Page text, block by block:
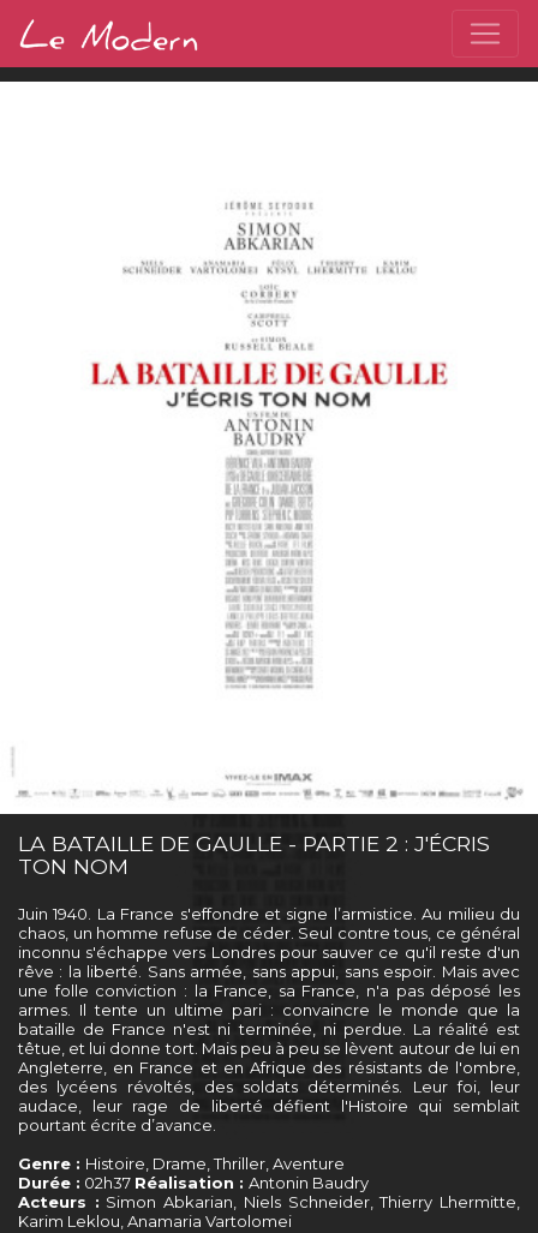
LA BATAILLE DE GAULLE - PARTIE 2 : J'ÉCRIS
TON NOM
Juin 1940. La France s'effondre et signe l’armistice. Au milieu du
chaos, un homme refuse de céder. Seul contre tous, ce général
inconnu s'échappe vers Londres pour sauver ce qu'il reste d'un
rêve : la liberté. Sans armée, sans appui, sans espoir. Mais avec
une folle conviction : la France, sa France, n'a pas déposé les
armes. Il tente un ultime pari : convaincre le monde que la
bataille de France n'est ni terminée, ni perdue. La réalité est
têtue, et lui donne tort. Mais peu à peu se lèvent autour de lui en
Angleterre, en France et en Afrique des résistants de l'ombre,
des lycéens révoltés, des soldats déterminés. Leur foi, leur
audace, leur rage de liberté défient l'Histoire qui semblait
pourtant écrite d’avance.
Genre : Histoire, Drame, Thriller, Aventure
Durée : 02h37 Réalisation : Antonin Baudry
Acteurs : Simon Abkarian, Niels Schneider, Thierry Lhermitte,
Karim Leklou, Anamaria Vartolomei